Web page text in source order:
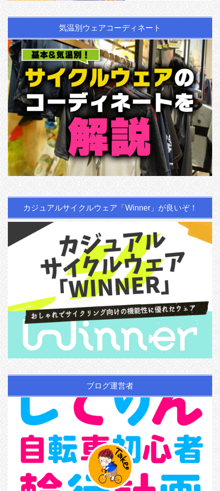
気温別ウェアコーディネート
カジュアルサイクルウェア「Winner」が良いぞ！
ブログ運営者